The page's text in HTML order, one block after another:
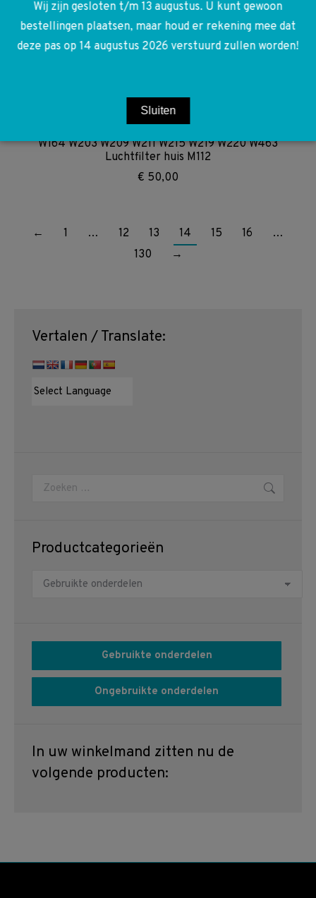
A1245801003 1245801003 W124 W126 W201
Gereedschap set incl tas
W164 W203 W209 W211 W215 W219 W220 W463
Luchtfilter huis M112
€ 50,00
← 1 … 12 13 14 15 16
…
130
→
Vertalen / Translate:
Zoeken:
Productcategorieën
Gebruikte onderdelen
Ongebruikte onderdelen
In uw winkelmand zitten nu de
volgende producten:
Wij zijn gesloten t/m 13 augustus. U kunt gewoon
bestellingen plaatsen, maar houd er rekening mee dat
deze pas op 14 augustus 2026 verstuurd zullen worden!
Sluiten